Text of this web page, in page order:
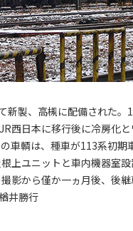
製、高槻に配備された
西日本に移行後に冷房化
車輌は、種車が113系初期
上ユニットと車内機器室
影から僅か一ヵ月後、後
井勝行